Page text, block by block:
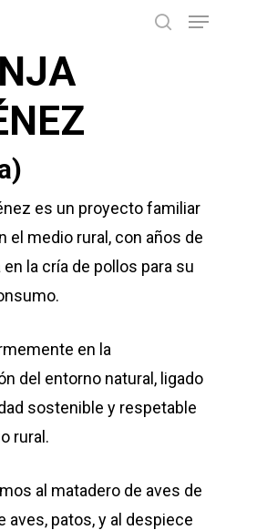
Menu
es un proyecto familiar
el medio rural, con años de
la cría de pollos para su
en la
del entorno natural, ligado
sostenible y respetable
rural.
al matadero de aves de
aves, patos, y al despiece